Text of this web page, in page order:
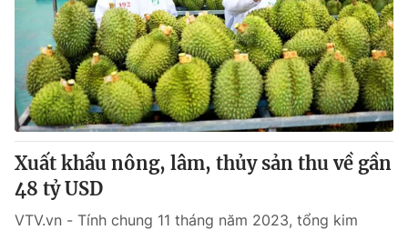
Xuất khẩu nông, lâm, thủy sản thu về gần
48 tỷ USD
VTV.vn - Tính chung 11 tháng năm 2023, tổng kim